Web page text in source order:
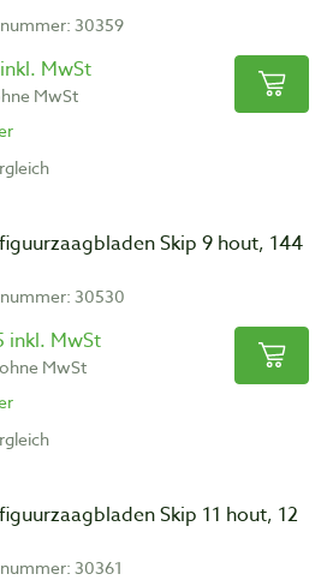
30359
MwSt
MwSt
Skip 9 hout, 144
30530
inkl. MwSt
MwSt
Skip 11 hout, 12
30361